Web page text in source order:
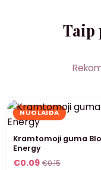
Taip
NUOLAIDA
Kramtomoji guma
Energy
€0.09 €0.15